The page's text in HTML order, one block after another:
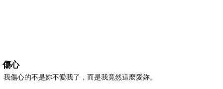
傷心
我傷心的不是妳不愛我了，而是我竟然這麼愛妳。